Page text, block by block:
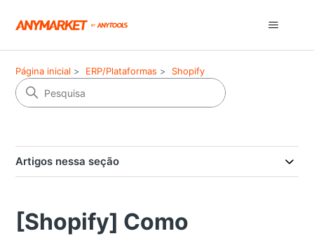
Página inicial ERP/Plataformas Shopify
Artigos nessa seção
[Shopify] Como